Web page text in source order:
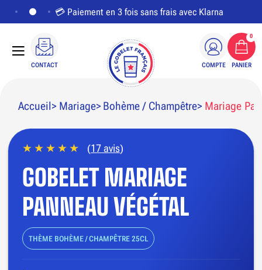
💳 Paiement en 3 fois sans frais avec Klarna
CONTACT COMPTE PANIER
0
Accueil Mariage Bohème / Champêtre Mariage
(17 avis)
GOBELET MARIAGE
PANNEAU VÉGÉTAL
THÈME BOHÈME / CHAMPÊTRE 25CL